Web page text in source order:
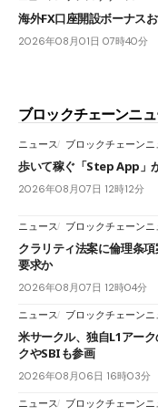
海外FX口座開設ボーナス
2026年08月01日 07時40分
ブロックチェーンニ
ニュース ブロックチェーンニ
歩いて稼ぐ「Step App」
2026年08月07日 12時12分
ニュース ブロックチェーンニ
クラリティ法案に倫理条
要求か
2026年08月07日 12時04分
ニュース ブロックチェーンニ
米サークル、独自L1アー
クやSBIも参画
2026年08月06日 16時03分
ニュース ブロックチェーンニ